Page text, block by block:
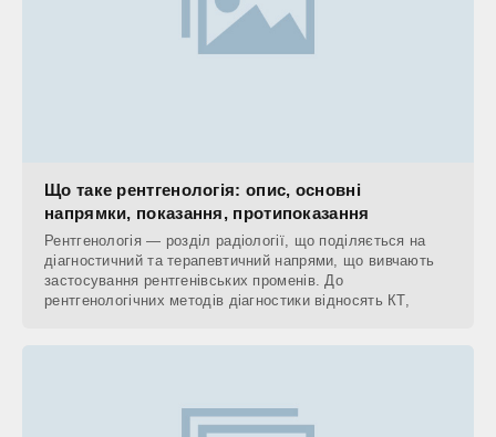
Що таке рентгенологія: опис, основні
напрямки, показання, протипоказання
Рентгенологія — розділ радіології, що поділяється на
діагностичний та терапевтичний напрями, що вивчають
застосування рентгенівських променів. До
рентгенологічних методів діагностики відносять КТ,